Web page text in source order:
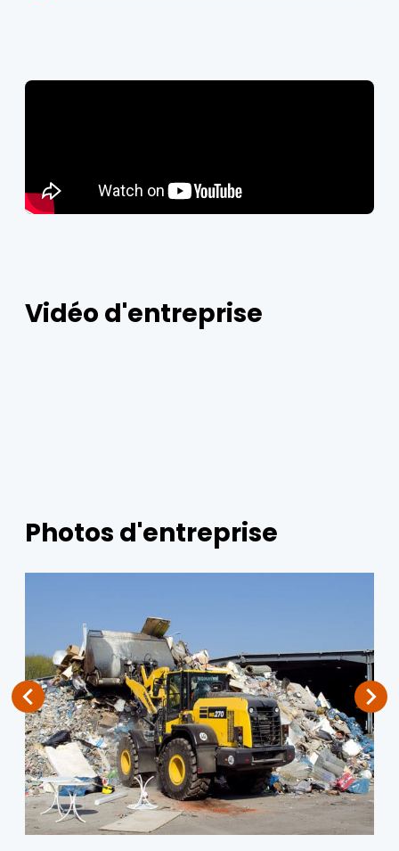
Vidéo d'entreprise
Photos d'entreprise